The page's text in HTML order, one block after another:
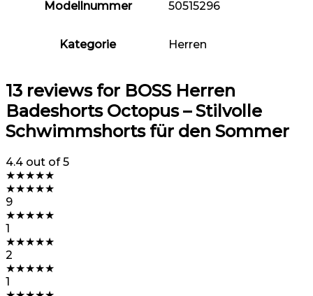
Modellnummer 50515296
Kategorie Herren
13 reviews for BOSS Herren
Badeshorts Octopus – Stilvolle
Schwimmshorts für den Sommer
4.4 out of 5
★★★★★
★★★★★
9
★★★★★
1
★★★★★
2
★★★★★
1